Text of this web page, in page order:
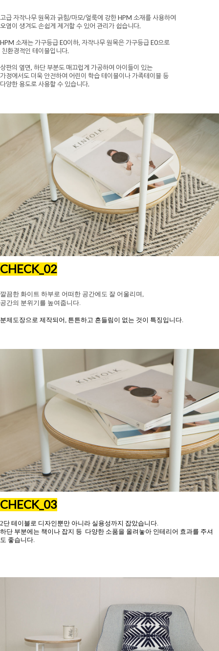
고급 자작나무 원목과 긁힘/마모/얼룩에 강한 HPM 소재를 사용하여
오염이 생겨도 손쉽게 제거할 수 있어 관리가 쉽습니다.
HPM 소재는 가구등급 E0이하, 자작나무 원목은 가구등급 E0으로
친환경적인 테이블입니다.
상판의 옆면, 하단 부분도 매끄럽게 가공하여 아이들이 있는
가정에서도 더욱 안전하여 어린이 학습 테이블이나 가족테이블 등
다양한 용도로 사용할 수 있습니다.
CHECK_02
깔끔한 화이트 하부로 어떠한 공간에도 잘 어울리며,
공간의 분위기를 높여줍니다.
분제도장으로 제작되어, 튼튼하고 흔들림이 없는 것이 특징입니다.
CHECK_03
2단 테이블로 디자인뿐만 아니라 실용성까지 잡았습니다.
하단 부분에는 책이나 잡지 등 다양한 소품을 올려놓아 인테리어 효과를 주셔
도 좋습니다.